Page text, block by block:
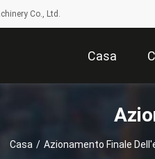
Co., Ltd.
Casa
Casa / Azionamento Finale